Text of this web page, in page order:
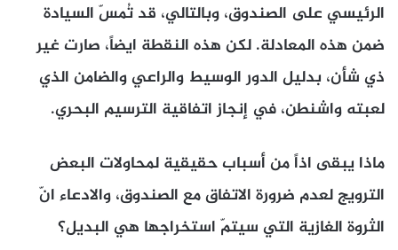
الرئيسي على الصندوق، وبالتالي، قد تُمسّ السيادة
ضمن هذه المعادلة. لكن هذه النقطة ايضاً، صارت غير
ذي شأن، بدليل الدور الوسيط والراعي والضامن الذي
لعبته واشنطن، في إنجاز اتفاقية الترسيم البحري.
ماذا يبقى اذاً من أسباب حقيقية لمحاولات البعض
الترويج لعدم ضرورة الاتفاق مع الصندوق، والادعاء انّ
الثروة الغازية التي سيتمّ استخراجها هي البديل؟